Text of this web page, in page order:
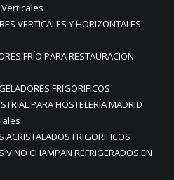
VERTICALES Y HORIZONTALES
FRÍO PARA RESTAURACION
FRIGORIFICOS
PARA HOSTELERÍA MADRID
ACRISTALADOS FRIGORIFICOS
VINO CHAMPAN REFRIGERADOS EN